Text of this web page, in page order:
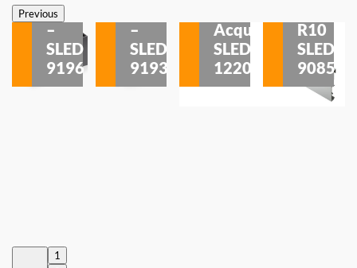
PreviousSobrepor
–
SLED
9196
–
SLED
9193
Acqua
SLED
1220
R10
SLED
9085
1